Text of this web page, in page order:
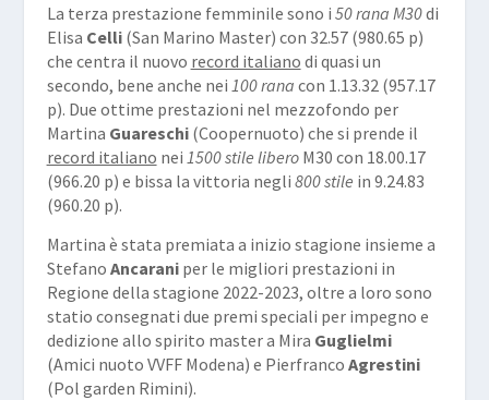
La terza prestazione femminile sono i 50 rana M30di
Elisa Celli(San Marino Master) con 32.57 (980.65 p)
che centra il nuovo record italiano di quasi un
secondo, bene anche nei 100 rana con 1.13.32 (957.17
p). Due ottime prestazioni nel mezzofondo per
Martina Guareschi(Coopernuoto) che si prende il
record italiano nei 1500 stile liberoM30 con 18.00.17
(966.20 p) e bissa la vittoria negli 800 stile in 9.24.83
(960.20 p).
Martina è stata premiata a inizio stagione insieme a
Stefano Ancaraniper le migliori prestazioni in
Regione della stagione 2022-2023, oltre a loro sono
statio consegnati due premi speciali per impegno e
dedizione allo spirito master a Mira Guglielmi
(Amici nuoto VVFF Modena) e Pierfranco Agrestini
(Pol garden Rimini).